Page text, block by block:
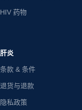
HIV 药物
肝炎
条款 & 条件
退货与退款
隐私政策